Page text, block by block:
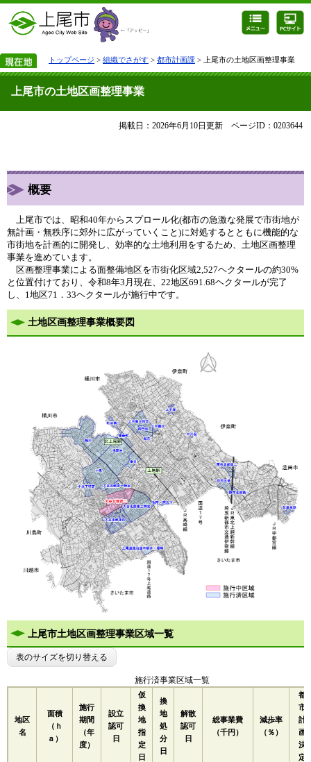
トップページ > 組織でさがす > 都市計画課 > 上尾市の土地区画整理事業
上尾市の土地区画整理事業
掲載日：2026年6月10日更新 ページID：0203644
概要
上尾市では、昭和40年からスプロール化(都市の急激な発展で市街地が
無計画・無秩序に郊外に広がっていくこと)に対処するとともに機能的な
市街地を計画的に開発し、効率的な土地利用をするため、土地区画整理
事業を進めています。
区画整理事業による面整備地区を市街化区域2,527ヘクタールの約30%
と位置付けており、令和8年3月現在、22地区691.68ヘクタールが完了
し、1地区71．33ヘクタールが施行中です。
土地区画整理事業概要図
上尾市土地区画整理事業区域一覧
表のサイズを切り替える
施行済事業区域一覧
地区
名
面積
（ｈ
ａ）
施行
期間
（年
度）
設立
認可
日
仮
換
地
指
定
日
換
地
処
分
日
解散
認可
日
総事業費
（千円）
減歩率
（％）
都
市
計
画
決
定